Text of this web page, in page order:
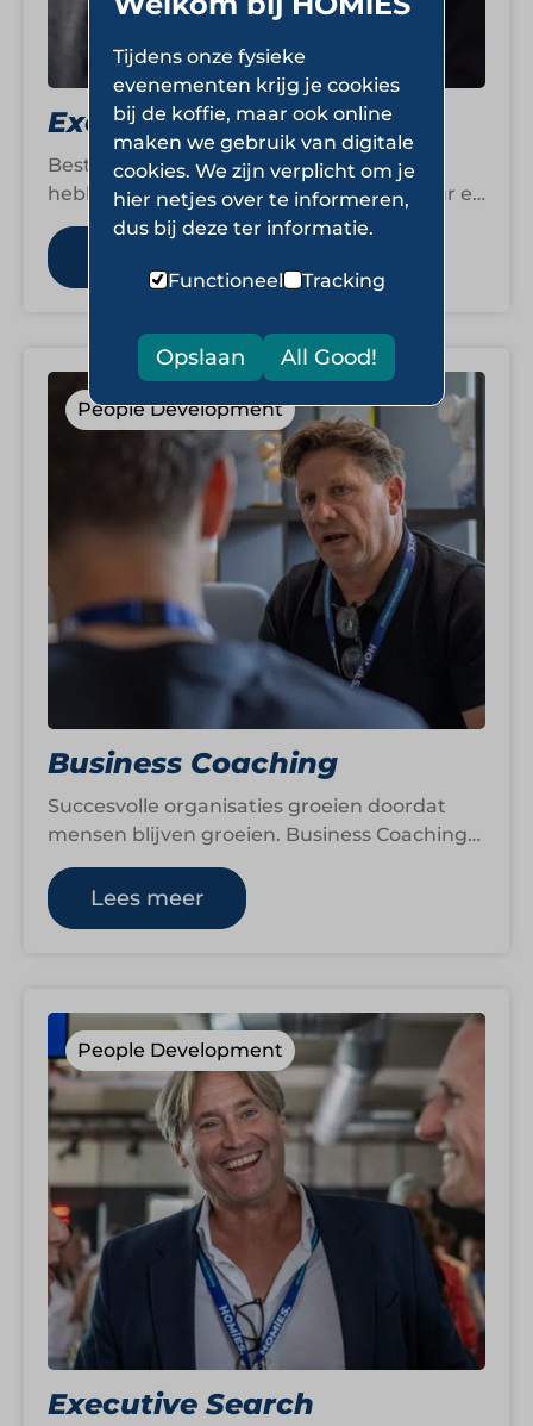
Executive Coaching
Bestuurders en senior leidinggevenden
hebben grote invloed op de koers, cultuur en
prestaties van een organisatie. Executive
Coaching helpt om…
People Development
Business Coaching
Succesvolle organisaties groeien doordat
mensen blijven groeien. Business Coaching
biedt ruimte om te reflecteren, nieuwe
perspectieven te ontdekken en gericht…
Lees meer
People Development
Executive Search
Tijdens onze fysieke
evenementen krijg je cookies
bij de koffie, maar ook online
maken we gebruik van digitale
cookies. We zijn verplicht om je
hier netjes over te informeren,
dus bij deze ter informatie.
Functioneel Tracking
Opslaan All Good!